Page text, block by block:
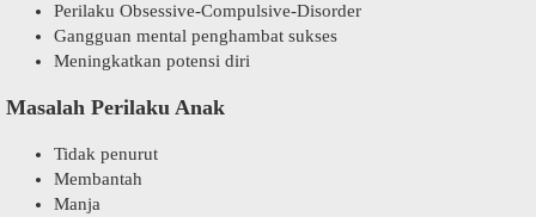
Perilaku Obsessive-Compulsive-Disorder
Gangguan mental penghambat sukses
Meningkatkan potensi diri
Masalah Perilaku Anak
Tidak penurut
Membantah
Manja